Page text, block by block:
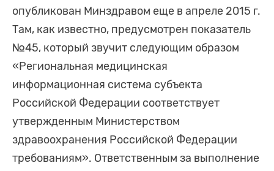
опубликован Минздравом еще в апреле 2015 г.
Там, как известно, предусмотрен показатель
№45, который звучит следующим образом
«Региональная медицинская
информационная система субъекта
Российской Федерации соответствует
утвержденным Министерством
здравоохранения Российской Федерации
требованиям». Ответственным за выполнение